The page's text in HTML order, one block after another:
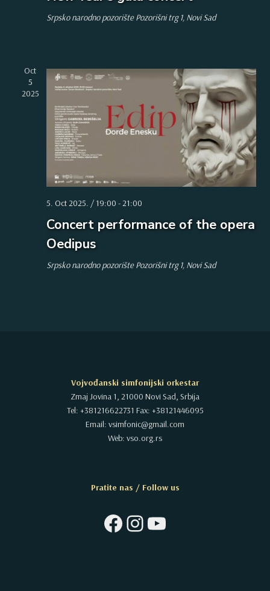
Srpsko narodno pozorištePozorišni trg 1, Novi Sad
Oct
5
2025
5. Oct 2025. / 19:00 -21:00
Concert performance of the opera
Oedipus
Srpsko narodno pozorištePozorišni trg 1, Novi Sad
Vojvođanski simfonijski orkestar
Zmaj Jovina 1, 21000 Novi Sad, Srbija
Tel: +381216622731 Fax: +38121446095
Email: vsimfonic@gmail.com
Web: vso.org.rs
Pratite nas / Follow us
Facebook
Instagram
YouTube